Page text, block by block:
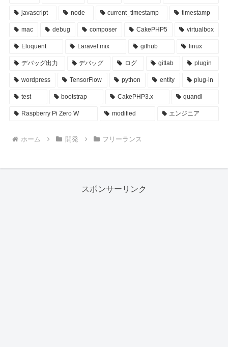
javascript node current_timestamp timestamp
mac debug composer CakePHP5 virtualbox
Eloquent Laravel mix github linux
デバッグ出力 デバッグ ログ gitlab plugin
wordpress TensorFlow python entity plug-in
test bootstrap CakePHP3.x quandl
Raspberry Pi Zero W modified エンジニア
ホーム 開発 フリーランス
スポンサーリンク